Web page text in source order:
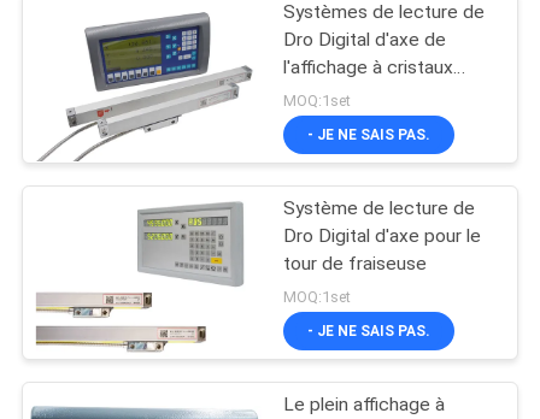
Échelles en verre
linéaires
10
Lecture de Digital de
2 axes
Systèmes de lecture de
Dro Digital d'axe de
l'affichage à cristaux
liquides 3 d'Easson pour
la fraiseuse
MOQ:1set
- JE NE SAIS PAS.
Système de lecture de
Dro Digital d'axe pour le
tour de fraiseuse
MOQ:1set
- JE NE SAIS PAS.
Le plein affichage à